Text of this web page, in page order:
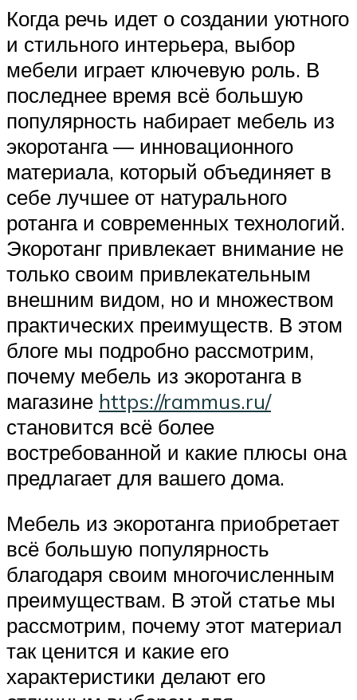
Когда речь идет о создании уютного
и стильного интерьера, выбор
мебели играет ключевую роль. В
последнее время всё большую
популярность набирает мебель из
экоротанга — инновационного
материала, который объединяет в
себе лучшее от натурального
ротанга и современных технологий.
Экоротанг привлекает внимание не
только своим привлекательным
внешним видом, но и множеством
практических преимуществ. В этом
блоге мы подробно рассмотрим,
почему мебель из экоротанга в
магазине https://rammus.ru/
становится всё более
востребованной и какие плюсы она
предлагает для вашего дома.
Мебель из экоротанга приобретает
всё большую популярность
благодаря своим многочисленным
преимуществам. В этой статье мы
рассмотрим, почему этот материал
так ценится и какие его
характеристики делают его